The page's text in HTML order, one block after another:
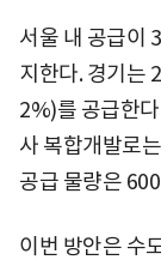
서울 내 공급이
지한다. 경기는
2%)를 공급한
사 복합개발로
공급 물량은
이번 방안은 수